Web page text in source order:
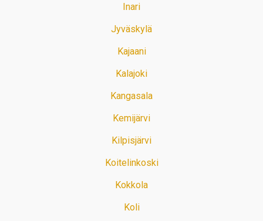
Inari
Jyväskylä
Kajaani
Kalajoki
Kangasala
Kemijärvi
Kilpisjärvi
Koitelinkoski
Kokkola
Koli